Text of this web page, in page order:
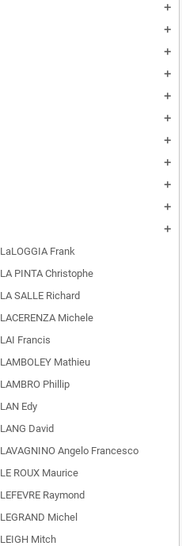
add
add
add
add
add
add
add
add
add
add
add
LaLOGGIA Frank
LA PINTA Christophe
LA SALLE Richard
LACERENZA Michele
LAI Francis
LAMBOLEY Mathieu
LAMBRO Phillip
LAN Edy
LANG David
LAVAGNINO Angelo Francesco
LE ROUX Maurice
LEFEVRE Raymond
LEGRAND Michel
LEIGH Mitch